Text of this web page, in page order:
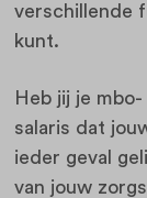
verschillende
kunt.
Heb jij je
salaris dat
ieder geval
van jouw